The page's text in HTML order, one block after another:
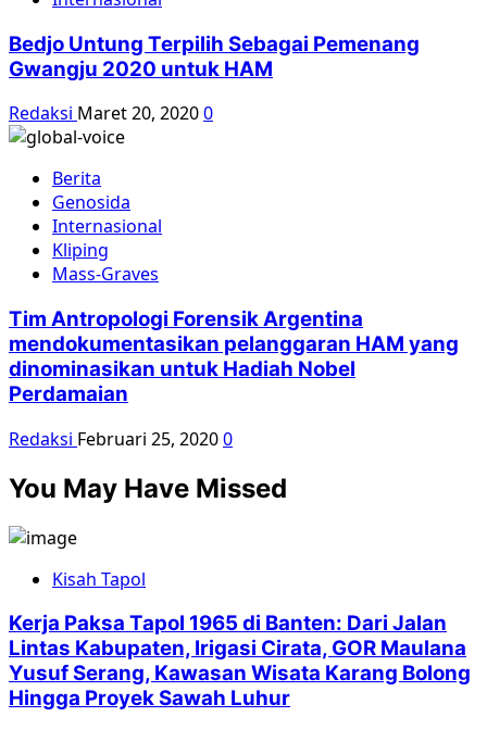
Bedjo Untung Terpilih Sebagai Pemenang
Gwangju 2020 untuk HAM
Redaksi Maret 20, 20200
Berita
Genosida
Internasional
Kliping
Mass-Graves
Tim Antropologi Forensik Argentina
mendokumentasikan pelanggaran HAM yang
dinominasikan untuk Hadiah Nobel
Perdamaian
Redaksi Februari 25, 20200
You May Have Missed
Kisah Tapol
Kerja Paksa Tapol 1965 di Banten: Dari Jalan
Lintas Kabupaten, Irigasi Cirata, GOR Maulana
Yusuf Serang, Kawasan Wisata Karang Bolong
Hingga Proyek Sawah Luhur